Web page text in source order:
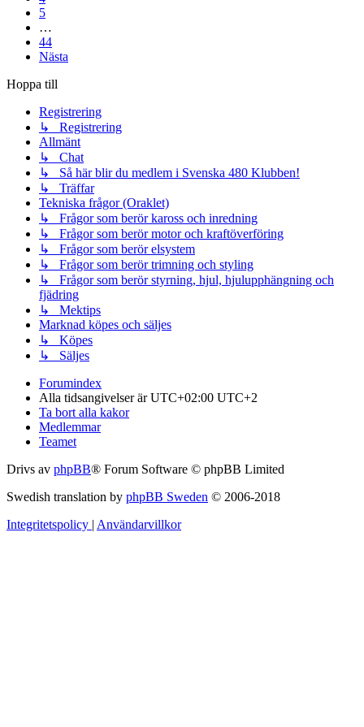
5
…
44
Nästa
Hoppa till
Registrering
↳ Registrering
Allmänt
↳ Chat
↳ Så här blir du medlem i Svenska 480 Klubben!
↳ Träffar
Tekniska frågor (Oraklet)
↳ Frågor som berör kaross och inredning
↳ Frågor som berör motor och kraftöverföring
↳ Frågor som berör elsystem
↳ Frågor som berör trimning och styling
↳ Frågor som berör styrning, hjul, hjulupphängning och
fjädring
↳ Mektips
Marknad köpes och säljes
↳ Köpes
↳ Säljes
Forumindex
Alla tidsangivelser är UTC+02:00 UTC+2
Ta bort alla kakor
Medlemmar
Teamet
Drivs av phpBB® Forum Software © phpBB Limited
Swedish translation by phpBB Sweden © 2006-2018
Integritetspolicy | Användarvillkor